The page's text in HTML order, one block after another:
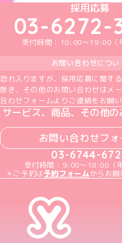
めいどり
め
採用応募
03-6272-
受付時間：10:00～19:00（
お問い合わせについ
恐れ入りますが、採用応募に関す
除き、その他のお問い合わせはメ
合わせフォームよりご連絡をお願い
サービス、商品、その他
お問い合わせフ
03-6744-
受付時間：9:00～18:00（
＊ご予約は予約フォームからお願